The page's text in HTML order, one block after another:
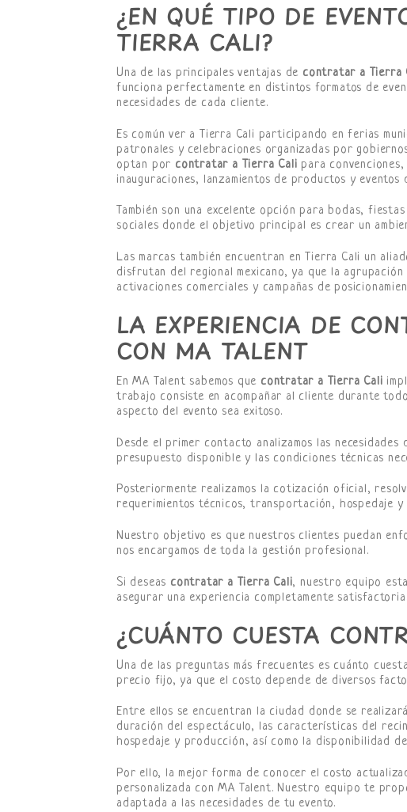
¿EN QUÉ TIPO DE
TIERRA CALI?
Una de las principales ventajas de contratar a Tierra
funciona perfectamente en distintos formatos de
necesidades de cada cliente.
Es común ver a Tierra Cali participando en ferias
patronales y celebraciones organizadas por
optan por contratar a Tierra Cali para
inauguraciones, lanzamientos de productos y
También son una excelente opción para bodas,
sociales donde el objetivo principal es crear un
Las marcas también encuentran en Tierra Cali un
disfrutan del regional mexicano, ya que la
activaciones comerciales y campañas de
LA EXPERIENCIA DE
CON MA TALENT
En MA Talent sabemos que contratar a Tierra Cali
trabajo consiste en acompañar al cliente durante
aspecto del evento sea exitoso.
Desde el primer contacto analizamos las
presupuesto disponible y las condiciones técnicas
Posteriormente realizamos la cotización oficial,
requerimientos técnicos, transportación, hospedaje
Nuestro objetivo es que nuestros clientes puedan
nos encargamos de toda la gestión profesional.
Si deseas contratar a Tierra Cali, nuestro equipo
asegurar una experiencia completamente satisfactoria.
¿CUÁNTO CUESTA
Una de las preguntas más frecuentes es cuánto cuesta
precio fijo, ya que el costo depende de diversos
Entre ellos se encuentran la ciudad donde se
duración del espectáculo, las características del
hospedaje y producción, así como la disponibilidad
Por ello, la mejor forma de conocer el costo
personalizada con MA Talent. Nuestro equipo te
adaptada a las necesidades de tu evento.